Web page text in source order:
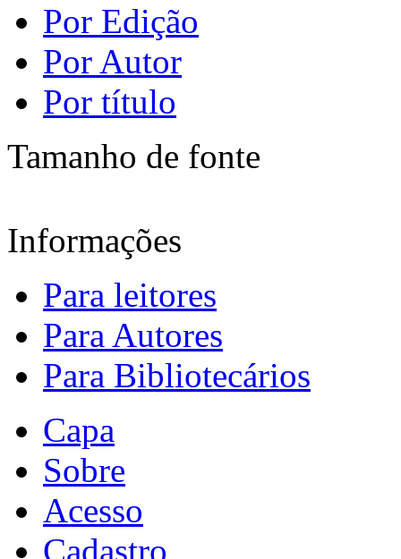
Por Edição
Por Autor
Por título
Tamanho de fonte
Informações
Para leitores
Para Autores
Para Bibliotecários
Capa
Sobre
Acesso
Cadastro